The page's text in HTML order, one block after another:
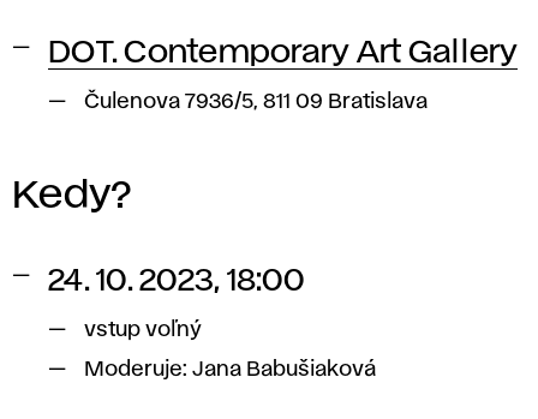
DOT. Contemporary Art Gallery
Čulenova 7936/5, 811 09 Bratislava
Kedy?
24. 10. 2023, 18:00
vstup voľný
Moderuje: Jana Babušiaková